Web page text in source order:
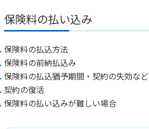
保険料の払い込み
保険料の払込方法
保険料の前納払込み
保険料の払込猶予期間・契約の失効など
契約の復活
保険料の払い込みが難しい場合